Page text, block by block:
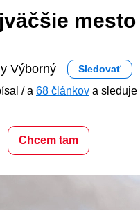
Výborný Sledovať
/ a 68 článkov a sleduje
Chcem tam